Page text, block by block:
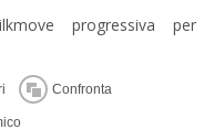
progressiva per